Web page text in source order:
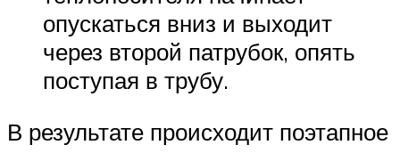
опускаться вниз и выходит
через второй патрубок, опять
поступая в трубу.
В результате происходит поэтапное